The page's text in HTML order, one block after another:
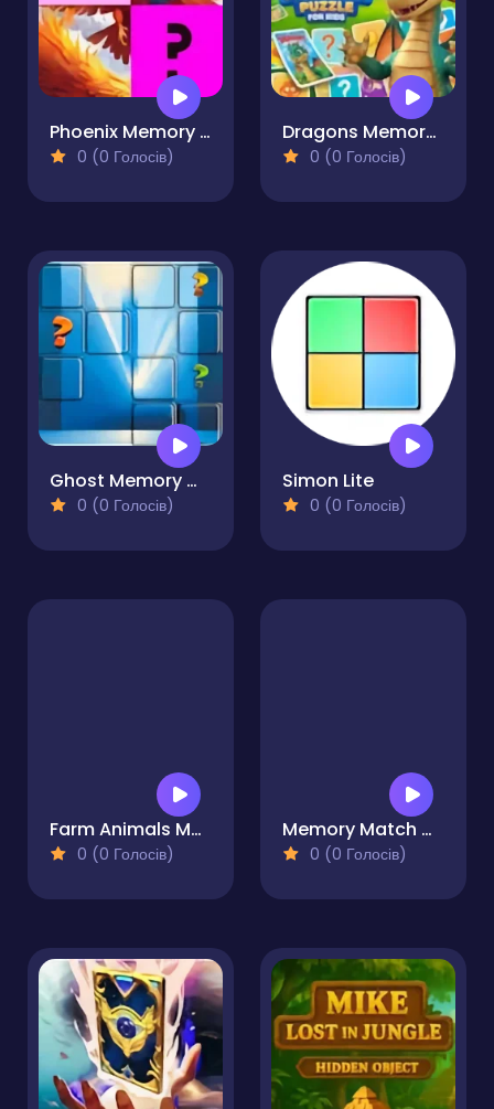
Phoenix Memory Match Game
0 (0 Голосів)
Dragons Memory Puzzle for Kids
0 (0 Голосів)
Ghost Memory Match
0 (0 Голосів)
Simon Lite
0 (0 Голосів)
Farm Animals Memory Cards
0 (0 Голосів)
Memory Match Master Card Challenge
0 (0 Голосів)